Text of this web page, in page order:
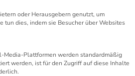
27001
oder Herausgebern genutzt, um
tun dies, indem sie Besucher über Websites
Media-Plattformen werden standardmäßig
werden, ist für den Zugriff auf diese Inhalte